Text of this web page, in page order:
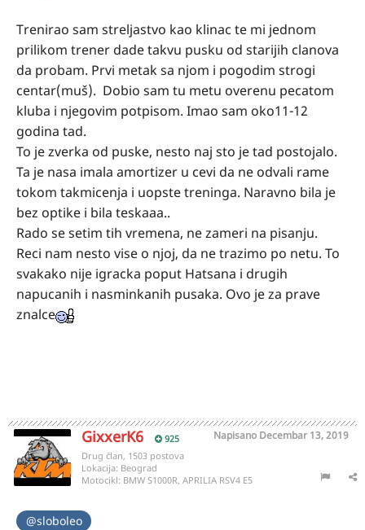
Trenirao sam streljastvo kao klinac te mi jednom
prilikom trener dade takvu pusku od starijih clanova
da probam. Prvi metak sa njom i pogodim strogi
centar(muš). Dobio sam tu metu overenu pecatom
kluba i njegovim potpisom. Imao sam oko11-12
godina tad.
To je zverka od puske, nesto naj sto je tad postojalo.
Ta je nasa imala amortizer u cevi da ne odvali rame
tokom takmicenja i uopste treninga. Naravno bila je
bez optike i bila teskaaa..
Rado se setim tih vremena, ne zameri na pisanju.
Reci nam nesto vise o njoj, da ne trazimo po netu. To
svakako nije igracka poput Hatsana i drugih
napucanih i nasminkanih pusaka. Ovo je za prave
znalce
GixxerK6 925 Napisano Decembar 13, 2019
Drug član, 1503 postova
Lokacija: Beograd
Motocikl: BMW S1000R, APRILIA RSV4 E5
@sloboleo